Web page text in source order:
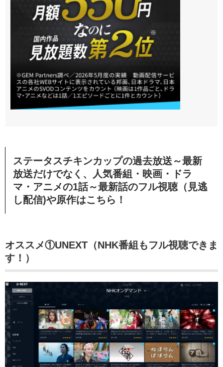
ステータスチキンカップの過去放送～最新
放送だけでなく、人気番組・映画・ドラ
マ・アニメの1話～最新話のフル視聴（見逃
し配信)や原作はこちら！
オススメ①UNEXT（NHK番組もフル視聴できま
す！）